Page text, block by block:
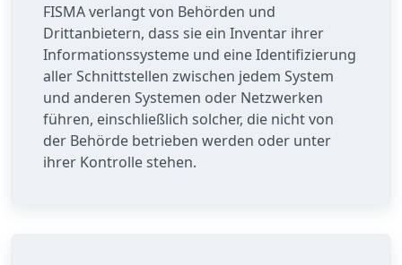
FISMA verlangt von Behörden und
Drittanbietern, dass sie ein Inventar ihrer
Informationssysteme und eine Identifizierung
aller Schnittstellen zwischen jedem System
und anderen Systemen oder Netzwerken
führen, einschließlich solcher, die nicht von
der Behörde betrieben werden oder unter
ihrer Kontrolle stehen.